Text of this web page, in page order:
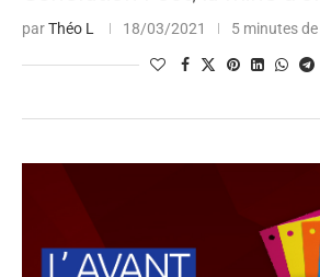
parThéo L 18/03/2021 5 minutes